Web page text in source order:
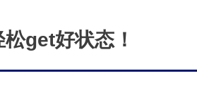
get好状态！